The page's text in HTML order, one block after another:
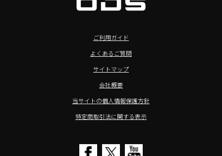
デジタルホワイトボード／電子黒板
AURORA（オーロラ）
Honeywell（ハネウェル）
>NFCタブレット
>Windowsタブレット
オーディーエスが選ばれる理由
Windows IoT Enterprise LTSC
TA2C-DR9シリーズ_オリジナル機能
TA2C-CS8_カスタマイズメニュー
簡単カスタム設定ツール「EZTools」
ご利用ガイド
よくあるご質問
サイトマップ
会社概要
当サイトの個人情報保護方針
特定商取引法に関する表示